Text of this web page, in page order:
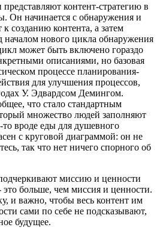
контент-стратегию в
Он начинается с обнаружения и
созданию контента, а затем
началом нового цикла обнаружения
может быть включено гораздо
описаниями, но базовая
процессе планирования-
для улучшения процессов,
У. Эдвардсом Демингом.
что стало стандартным
множество людей заполняют
то вроде еды для душевного
с круговой диаграммой: он не
так что нет ничего спорного об
миссию и ценности
это больше, чем миссия и ценности.
и важно, чтобы весь контент им
сами по себе не подсказывают,
будущее.